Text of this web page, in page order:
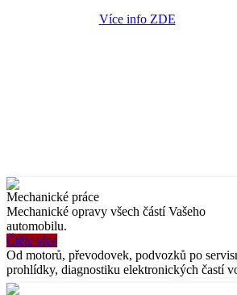
Více info ZDE
Mechanické práce
Mechanické opravy všech částí Vašeho
automobilu.
Čtěte více
Od motorů, převodovek, podvozků po
prohlídky, diagnostiku elektronických častí